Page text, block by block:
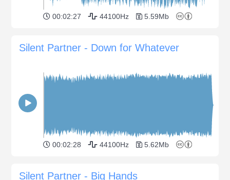
00:02:27 44100Hz 5.59Mb
Silent Partner - Down for Whatever
00:02:28 44100Hz 5.62Mb
Silent Partner - Big Hands